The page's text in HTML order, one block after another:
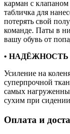
карман с
табличка для
потерять свой
команде. Паты в
вашу обувь от
• НАДЁЖНОСТЬ
Усиление на
суперпрочной
самых
сухим при
Оплата и